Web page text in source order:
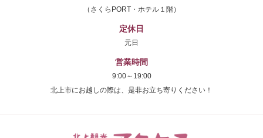
（さくらPORT・ホテル１階）
定休日
元日
営業時間
9:00～19:00
北上市にお越しの際は、是非お立ち寄りください！